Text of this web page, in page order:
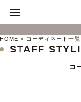
HOME コーディネート一覧
STAFF
コ